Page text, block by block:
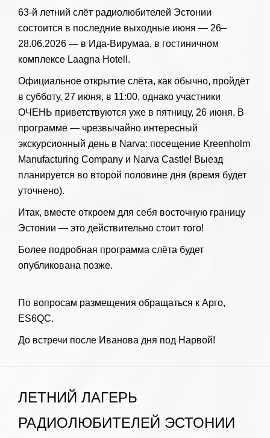
63-й летний слёт радиолюбителей Эстонии
состоится в последние выходные июня — 26–
28.06.2026 — в Ида-Вирумаа, в гостиничном
комплексе Laagna Hotell.
Официальное открытие слёта, как обычно, пройдёт
в субботу, 27 июня, в 11:00, однако участники
ОЧЕНЬ приветствуются уже в пятницу, 26 июня. В
программе — чрезвычайно интересный
экскурсионный день в Narva: посещение Kreenholm
Manufacturing Company и Narva Castle! Выезд
планируется во второй половине дня (время будет
уточнено).
Итак, вместе откроем для себя восточную границу
Эстонии — это действительно стоит того!
Более подробная программа слёта будет
опубликована позже.
По вопросам размещения обращаться к Арго,
ES6QC.
До встречи после Иванова дня под Нарвой!
ЛЕТНИЙ ЛАГЕРЬ
РАДИОЛЮБИТЕЛЕЙ ЭСТОНИИ